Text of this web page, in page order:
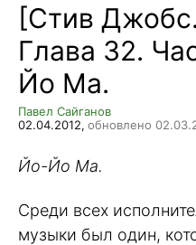
[Стив
Глава 32.
Йо Ма.
Павел Сайганов
02.04.2012, обновлено
Йо-Йо Ма.
Среди всех
музыки был один,